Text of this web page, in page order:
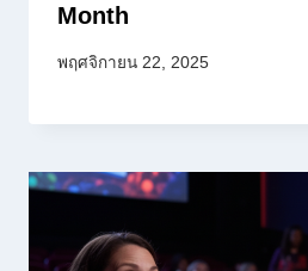
Month
พฤศจิกายน 22, 2025